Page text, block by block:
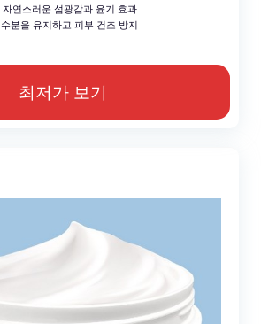
자연스러운 섬광감과 윤기 효과
수분을 유지하고 피부 건조 방지
최저가 보기